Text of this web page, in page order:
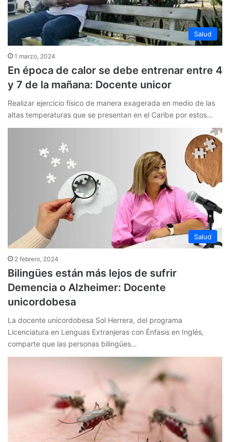
Salud
1 marzo, 2024
En época de calor se debe entrenar entre 4
y 7 de la mañana: Docente unicor
Realizar ejercicio físico de manera exagerada en medio de las
altas temperaturas que se presentan en el Caribe por estos…
Salud
2 febrero, 2024
Bilingües están más lejos de sufrir
Demencia o Alzheimer: Docente
unicordobesa
La docente unicordobesa Sol Herrera, del programa
Licenciatura en Lenguas Extranjeras con Énfasis en Inglés,
comparte que las personas bilingües…